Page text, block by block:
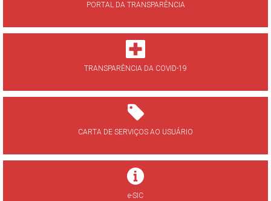
PORTAL DA TRANSPARÊNCIA
TRANSPARÊNCIA DA COVID-19
CARTA DE SERVIÇOS AO USUÁRIO
e-SIC